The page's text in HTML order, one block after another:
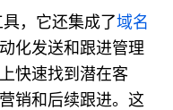
，它还集成了域名
化发送和跟进管理
快速找到潜在客
销和后续跟进。这